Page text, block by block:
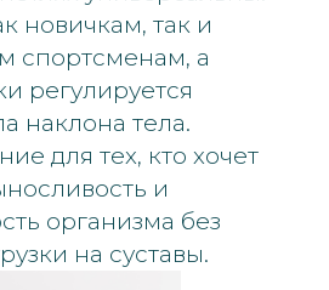
новичкам, так и
спортсменам, а
регулируется
наклона тела.
для тех, кто хочет
и
организма без
на суставы.